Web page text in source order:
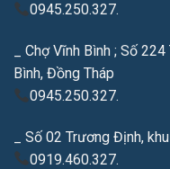
0945.250.327.
_ Chợ Vĩnh Bình ; Số
Bình, Đồng Tháp
0945.250.327.
_ Số 02 Trương Định,
0919.460.327.